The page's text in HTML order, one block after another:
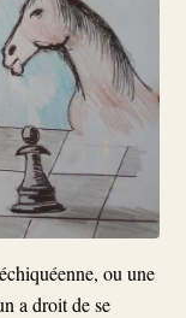
ou une
a droit de se